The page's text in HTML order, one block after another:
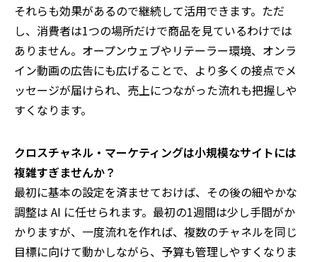
それらも効果があるので継続して活用できます。ただ
し、消費者は1つの場所だけで商品を見ているわけでは
ありません。オープンウェブやリテーラー環境、オンラ
イン動画の広告にも広げることで、より多くの接点でメ
ッセージが届けられ、売上につながった流れも把握しや
すくなります。
クロスチャネル・マーケティングは小規模なサイトには
複雑すぎませんか？
最初に基本の設定を済ませておけば、その後の細やかな
調整は AI に任せられます。最初の1週間は少し手間がか
かりますが、一度流れを作れば、複数のチャネルを同じ
目標に向けて動かしながら、予算も管理しやすくなりま